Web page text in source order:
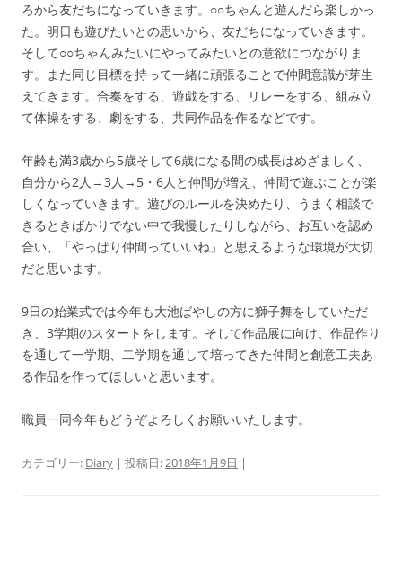
ろから友だちになっていきます。○○ちゃんと遊んだら楽しかっ
た。明日も遊びたいとの思いから、友だちになっていきます。
そして○○ちゃんみたいにやってみたいとの意欲につながりま
す。また同じ目標を持って一緒に頑張ることで仲間意識が芽生
えてきます。合奏をする、遊戯をする、リレーをする、組み立
て体操をする、劇をする、共同作品を作るなどです。
年齢も満3歳から5歳そして6歳になる間の成長はめざましく、
自分から2人→3人→5・6人と仲間が増え、仲間で遊ぶことが楽
しくなっていきます。遊びのルールを決めたり、うまく相談で
きるときばかりでない中で我慢したりしながら、お互いを認め
合い、「やっぱり仲間っていいね」と思えるような環境が大切
だと思います。
9日の始業式では今年も大池ばやしの方に獅子舞をしていただ
き、3学期のスタートをします。そして作品展に向け、作品作り
を通して一学期、二学期を通して培ってきた仲間と創意工夫あ
る作品を作ってほしいと思います。
職員一同今年もどうぞよろしくお願いいたします。
カテゴリー: Diary | 投稿日:2018年1月9日 |